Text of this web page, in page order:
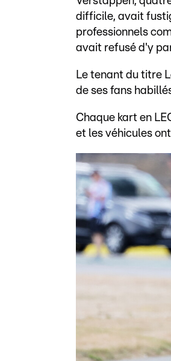
difficile, avait
professionnels
avait refusé d'y
Le tenant du titre
de ses fans
Chaque kart en
et les véhicules